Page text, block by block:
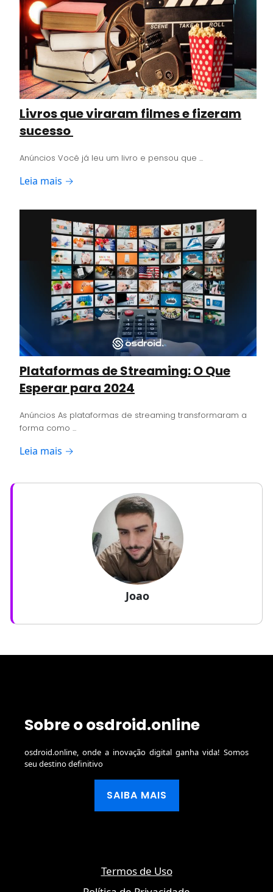
Livros que viraram filmes e fizeram
sucesso
Anúncios Você já leu um livro e pensou que ...
Leia mais →
Plataformas de Streaming: O Que
Esperar para 2024
Anúncios As plataformas de streaming transformaram a
forma como ...
Leia mais →
Joao
Sobre o osdroid.online
osdroid.online, onde a inovação digital ganha vida! Somos
seu destino definitivo
SAIBA MAIS
Termos de Uso